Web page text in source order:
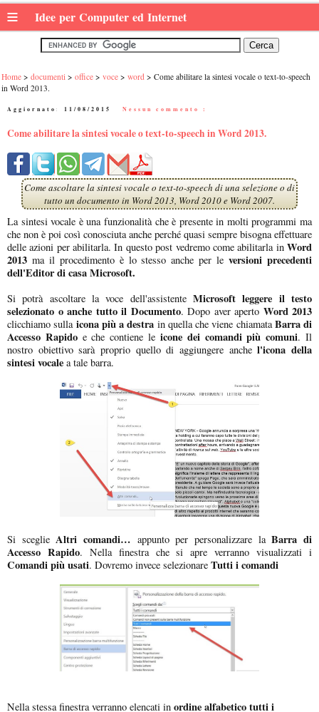
≡ Idee per Computer ed Internet
Home documenti office voce word
Come abilitare la sintesi vocale o text-to-speech
in Word 2013.
Aggiornato: 11/08/2015 Nessun commento :
Come abilitare la sintesi vocale o text-to-speech in Word 2013.
Come ascoltare la sintesi vocale o text-to-speech di una selezione o di
tutto un documento in Word 2013, Word 2010 e Word 2007.
La sintesi vocale è una funzionalità che è presente in molti programmi ma
che non è poi così conosciuta anche perché quasi sempre bisogna effettuare
delle azioni per abilitarla. In questo post vedremo come abilitarla in Word
2013 ma il procedimento è lo stesso anche per leversioni precedenti
dell'Editor di casa Microsoft.
Si potrà ascoltare la voce dell'assistente Microsoft leggere il testo
selezionato o anche tutto il Documento. Dopo aver aperto Word 2013
clicchiamo sulla icona più a destra in quella che viene chiamataBarra di
Accesso Rapidoe che contiene le icone dei comandi più comuni. Il
nostro obiettivo sarà proprio quello di aggiungere anchel'icona della
sintesi vocale a tale barra.
Si sceglieAltri comandi… appunto per personalizzare laBarra di
Accesso Rapido. Nella finestra che si apre verranno visualizzati i
Comandi più usati. Dovremo invece selezionare Tutti i comandi
Nella stessa finestra verranno elencati in ordine alfabetico tutti i